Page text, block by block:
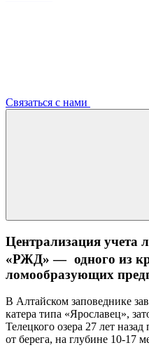
Связаться с нами
Централизация
«РЖД» — одного из
ломообразующих
В Алтайском заповеднике
катера типа «Ярославец»,
Телецкого озера 27 лет
от берега, на глубине 10-17